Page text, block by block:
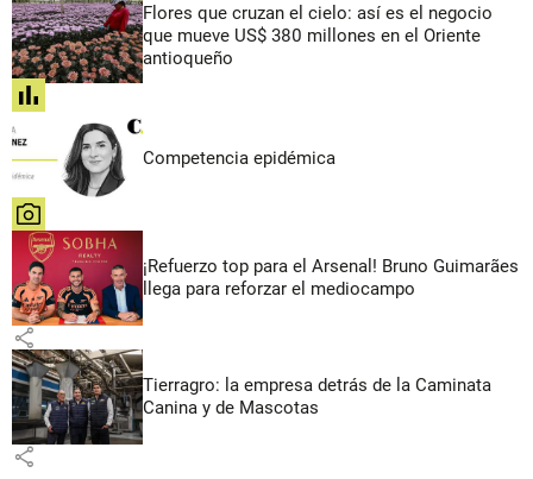
Flores que cruzan el cielo: así es el negocio
que mueve US$ 380 millones en el Oriente
antioqueño
share
Competencia epidémica
share
¡Refuerzo top para el Arsenal! Bruno Guimarães
llega para reforzar el mediocampo
share
Tierragro: la empresa detrás de la Caminata
Canina y de Mascotas
share